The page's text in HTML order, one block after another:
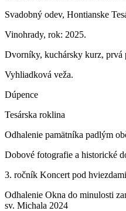
Svadobný odev, Hontianske
Vinohrady, rok: 2025.
Dvorníky, kuchársky kurz, prvá
Vyhliadková veža.
Dúpence
Tesárska roklina
Odhalenie pamätníka padlým
Dobové fotografie a historické
3. ročník Koncert pod hviezdami
Odhalenie Okna do minulosti
sv. Michala 2024